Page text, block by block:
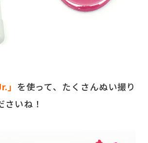
」 を使って、たくさんぬい撮り
さいね！